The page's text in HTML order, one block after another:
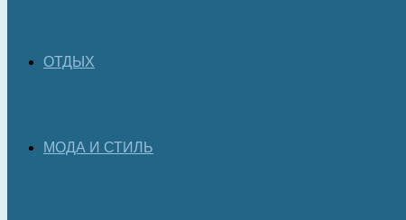
ОТДЫХ
МОДА И СТИЛЬ